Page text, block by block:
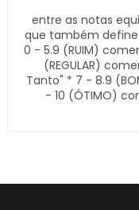
entre as notas
que também
0 - 5.9 (RUIM)
(REGULAR)
Tanto" * 7 - 8.9
- 10 (ÓTIMO)